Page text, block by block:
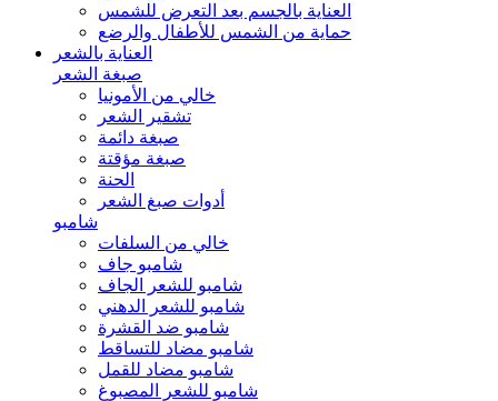
العناية بالجسم بعد التعرض للشمس
حماية من الشمس للأطفال والرضع
العناية بالشعر
صبغة الشعر
خالي من الأمونيا
تشقير الشعر
صبغة دائمة
صبغة مؤقتة
الحنة
أدوات صبغ الشعر
شامبو
خالي من السلفات
شامبو جاف
شامبو للشعر الجاف
شامبو للشعر الدهني
شامبو ضد القشرة
شامبو مضاد للتساقط
شامبو مضاد للقمل
شامبو للشعر المصبوغ